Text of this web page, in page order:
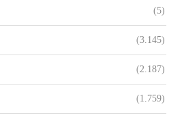
(5)
(3.145)
(2.187)
(1.759)